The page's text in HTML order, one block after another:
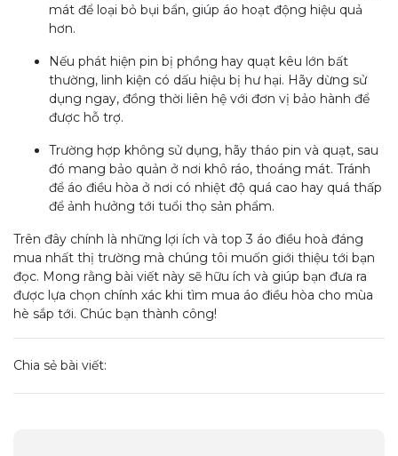
mát để loại bỏ bụi bẩn, giúp áo hoạt động hiệu quả
hơn.
Nếu phát hiện pin bị phồng hay quạt kêu lớn bất
thường, linh kiện có dấu hiệu bị hư hại. Hãy dừng sử
dụng ngay, đồng thời liên hệ với đơn vị bảo hành để
được hỗ trợ.
Trường hợp không sử dụng, hãy tháo pin và quạt, sau
đó mang bảo quản ở nơi khô ráo, thoáng mát. Tránh
để áo điều hòa ở nơi có nhiệt độ quá cao hay quá thấp
để ảnh hưởng tới tuổi thọ sản phẩm.
Trên đây chính là những lợi ích và top 3 áo điều hoà đáng
mua nhất thị trường mà chúng tôi muốn giới thiệu tới bạn
đọc. Mong rằng bài viết này sẽ hữu ích và giúp bạn đưa ra
được lựa chọn chính xác khi tìm mua áo điều hòa cho mùa
hè sắp tới. Chúc bạn thành công!
Chia sẻ bài viết: